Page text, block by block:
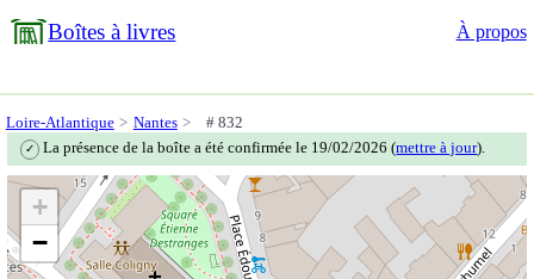
Boîtes à livres À propos
Loire-Atlantique Nantes # 832
✓ La présence de la boîte a été confirmée le 19/02/2026 (mettre à jour).
+
−